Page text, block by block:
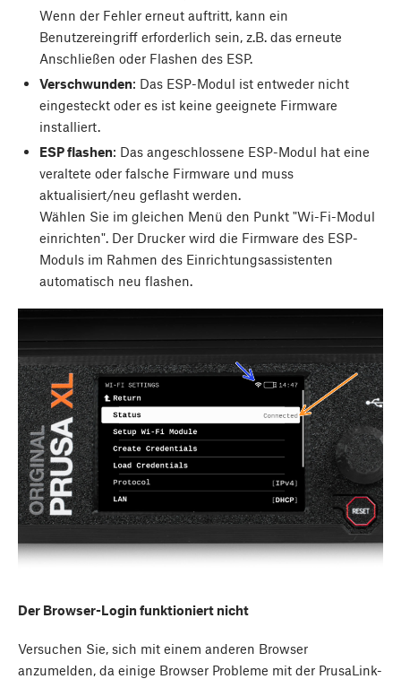
Wenn der Fehler erneut auftritt, kann ein
Benutzereingriff erforderlich sein, z.B. das erneute
Anschließen oder Flashen des ESP.
Verschwunden: Das ESP-Modul ist entweder nicht
eingesteckt oder es ist keine geeignete Firmware
installiert.
ESP flashen: Das angeschlossene ESP-Modul hat eine
veraltete oder falsche Firmware und muss
aktualisiert/neu geflasht werden.
Wählen Sie im gleichen Menü den Punkt "Wi-Fi-Modul
einrichten". Der Drucker wird die Firmware des ESP-
Moduls im Rahmen des Einrichtungsassistenten
automatisch neu flashen.
Der Browser-Login funktioniert nicht
Versuchen Sie, sich mit einem anderen Browser
anzumelden, da einige Browser Probleme mit der PrusaLink-